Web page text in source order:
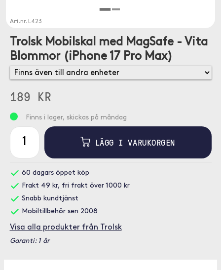
Art.nr. L423
Trolsk Mobilskal med MagSafe - Vita
Blommor (iPhone 17 Pro Max)
189 KR
Finns i lager, skickas på måndag
LÄGG I VARUKORGEN
60 dagars öppet köp
Frakt 49 kr, fri frakt över 1000 kr
Snabb kundtjänst
Mobiltillbehör sen 2008
Visa alla produkter från Trolsk
Garanti: 1 år